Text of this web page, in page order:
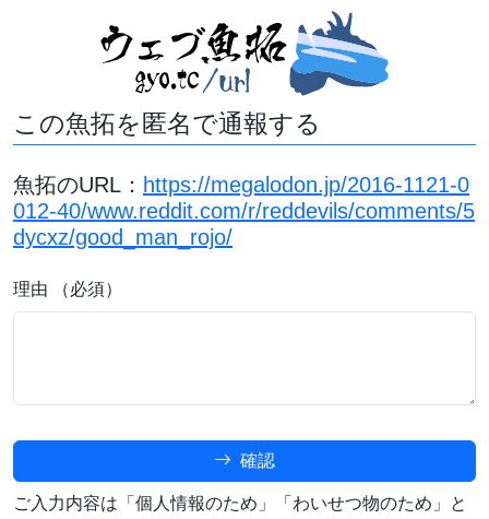
この魚拓を匿名で通報する
魚拓のURL： https://megalodon.jp/2016-1121-0
012-40/www.reddit.com/r/reddevils/comments/5
dycxz/good_man_rojo/
理由 （必須）
確認
ご入力内容は「個人情報のため」「わいせつ物のため」と